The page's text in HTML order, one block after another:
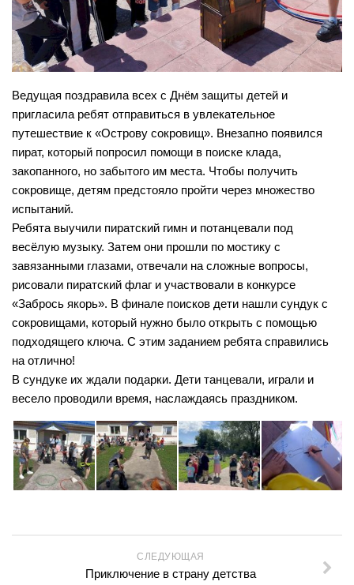
Евсинская сельская библиотека №12
Сельская библиотека д. Евсино №36
Елбашинская сельская библиотека №11
Завьяловская сельская библиотека №13
Искитимская сельская библиотека №14
Сельская библиотека п. Керамкомбинат №28
Китернинская сельская библиотека №15
Легостаевская сельская библиотека №4
Линевская поселковая библиотека №30
Линевская детская библиотека №31
Листвянская сельская библиотека №39
Морозовская сельская библиотека №17
Новолоктевская сельская библиотека №19
Новососедовская сельская библиотека №20
Преображенская сельская библиотека №32
Сосновская сельская библиотека №22
Карта сайта
Ведущая поздравила всех с Днём защиты детей и
пригласила ребят отправиться в увлекательное
путешествие к «Острову сокровищ». Внезапно появился
пират, который попросил помощи в поиске клада,
закопанного, но забытого им места. Чтобы получить
сокровище, детям предстояло пройти через множество
испытаний.
Ребята выучили пиратский гимн и потанцевали под
весёлую музыку. Затем они прошли по мостику с
завязанными глазами, отвечали на сложные вопросы,
рисовали пиратский флаг и участвовали в конкурсе
«Забрось якорь». В финале поисков дети нашли сундук с
сокровищами, который нужно было открыть с помощью
подходящего ключа. С этим заданием ребята справились
на отлично!
В сундуке их ждали подарки. Дети танцевали, играли и
весело проводили время, наслаждаясь праздником.
СЛЕДУЮЩАЯ
Приключение в страну детства